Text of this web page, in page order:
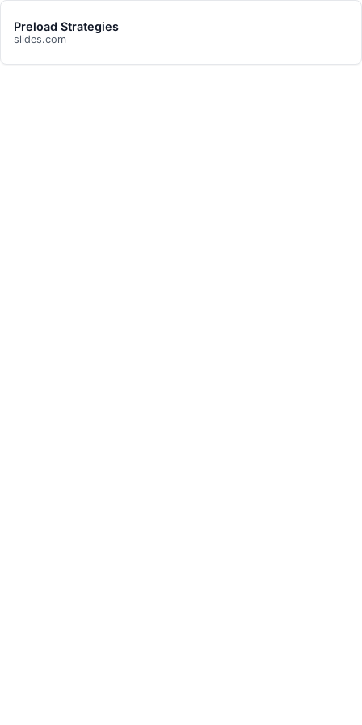
Preload Strategies
slides.com